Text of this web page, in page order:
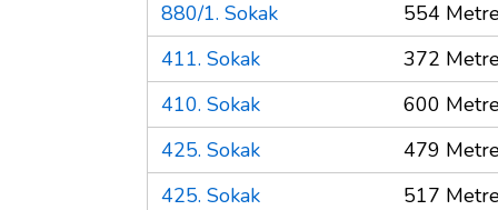
880/1. Sokak
554
411. Sokak
372
410. Sokak
600
425. Sokak
479
425. Sokak
517